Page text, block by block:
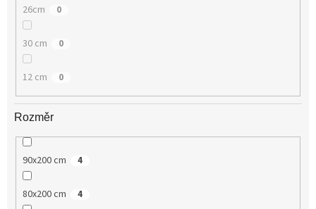
26cm 0
30 cm 0
12 cm 0
Rozměr
90x200 cm 4
80x200 cm 4